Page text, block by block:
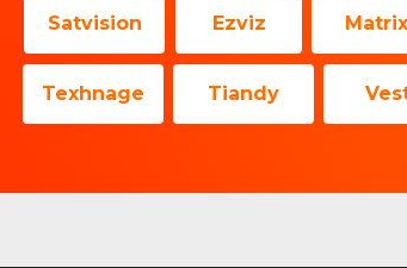
Ezviz Matrix
Satvision
Texhnage Tiandy